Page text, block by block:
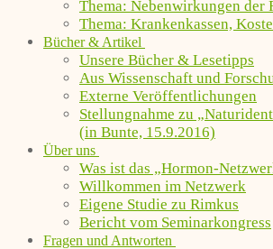
Thema: Nebenwirkungen der
Thema: Krankenkassen,
Bücher & Artikel
Unsere Bücher & Lesetipps
Aus Wissenschaft und
Externe Veröffentlichungen
Stellungnahme zu
(in Bunte, 15.9.2016)
Über uns
Was ist das „Hormon-
Willkommen im Netzwerk
Eigene Studie zu Rimkus
Bericht vom Seminarkongress
Fragen und Antworten